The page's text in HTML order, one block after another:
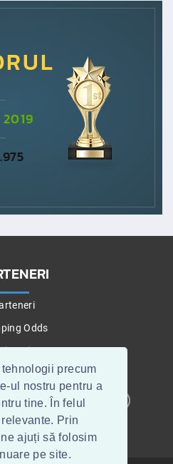
precum
ul nostru pentru a
tine. În felul
Prin
ajuți să folosim
pe site.
Odds
Tips
WEBMASTERI